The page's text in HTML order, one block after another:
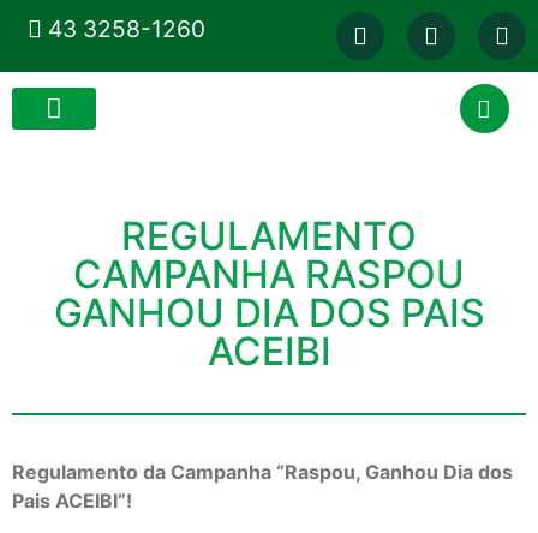
43 3258-1260
REGULAMENTO
CAMPANHA RASPOU
GANHOU DIA DOS PAIS
ACEIBI
Regulamento da Campanha “Raspou, Ganhou Dia dos
Pais ACEIBI”!